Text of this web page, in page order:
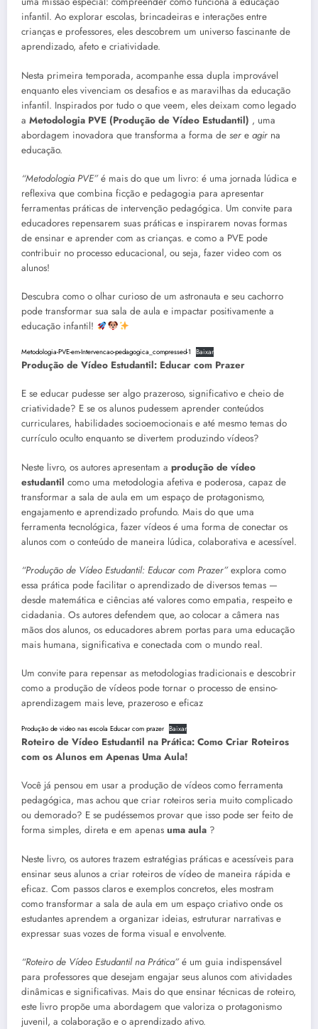
infantil. Ao explorar escolas, brincadeiras e interações entre
crianças e professores, eles descobrem um universo fascinante de
aprendizado, afeto e criatividade.
Nesta primeira temporada, acompanhe essa dupla improvável
enquanto eles vivenciam os desafios e as maravilhas da educação
infantil. Inspirados por tudo o que veem, eles deixam como legado
a Metodologia PVE (Produção de Vídeo Estudantil) , uma
abordagem inovadora que transforma a forma de ser e agir na
educação.
“Metodologia PVE”é mais do que um livro: é uma jornada lúdica e
reflexiva que combina ficção e pedagogia para apresentar
ferramentas práticas de intervenção pedagógica. Um convite para
educadores repensarem suas práticas e inspirarem novas formas
de ensinar e aprender com as crianças. e como a PVE pode
contribuir no processo educacional, ou seja, fazer video com os
alunos!
Descubra como o olhar curioso de um astronauta e seu cachorro
pode transformar sua sala de aula e impactar positivamente a
educação infantil!
Metodologia-PVE-em-Intervencao-pedagogica_compressed-1 Baixar
Produção de Vídeo Estudantil: Educar com Prazer
E se educar pudesse ser algo prazeroso, significativo e cheio de
criatividade? E se os alunos pudessem aprender conteúdos
curriculares, habilidades socioemocionais e até mesmo temas do
currículo oculto enquanto se divertem produzindo vídeos?
Neste livro, os autores apresentam a produção de vídeo
estudantil como uma metodologia afetiva e poderosa, capaz de
transformar a sala de aula em um espaço de protagonismo,
engajamento e aprendizado profundo. Mais do que uma
ferramenta tecnológica, fazer vídeos é uma forma de conectar os
alunos com o conteúdo de maneira lúdica, colaborativa e acessível.
“Produção de Vídeo Estudantil: Educar com Prazer”explora como
essa prática pode facilitar o aprendizado de diversos temas —
desde matemática e ciências até valores como empatia, respeito e
cidadania. Os autores defendem que, ao colocar a câmera nas
mãos dos alunos, os educadores abrem portas para uma educação
mais humana, significativa e conectada com o mundo real.
Um convite para repensar as metodologias tradicionais e descobrir
como a produção de vídeos pode tornar o processo de ensino-
aprendizagem mais leve, prazeroso e eficaz
Produção de video nas escola Educar com prazer Baixar
Roteiro de Vídeo Estudantil na Prática: Como Criar Roteiros
com os Alunos em Apenas Uma Aula!
Você já pensou em usar a produção de vídeos como ferramenta
pedagógica, mas achou que criar roteiros seria muito complicado
ou demorado? E se pudéssemos provar que isso pode ser feito de
forma simples, direta e em apenas uma aula ?
Neste livro, os autores trazem estratégias práticas e acessíveis para
ensinar seus alunos a criar roteiros de vídeo de maneira rápida e
eficaz. Com passos claros e exemplos concretos, eles mostram
como transformar a sala de aula em um espaço criativo onde os
estudantes aprendem a organizar ideias, estruturar narrativas e
expressar suas vozes de forma visual e envolvente.
“Roteiro de Vídeo Estudantil na Prática”é um guia indispensável
para professores que desejam engajar seus alunos com atividades
dinâmicas e significativas. Mais do que ensinar técnicas de roteiro,
este livro propõe uma abordagem que valoriza o protagonismo
juvenil, a colaboração e o aprendizado ativo.